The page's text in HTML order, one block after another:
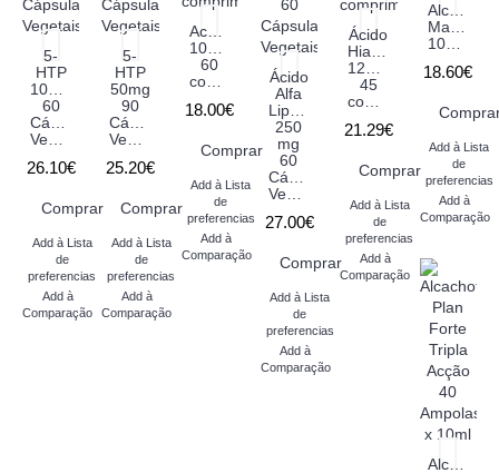
5-
HTP
100mg
60
Cápsulas
Vegetais
26.10€
Comprar
Add à Lista
de
preferencias
Add à
Comparação
5-
HTP
50mg
90
Cápsulas
Vegetais
25.20€
Comprar
Add à Lista
de
preferencias
Add à
Comparação
Acerola
1000mg
60
comprimidos
18.00€
Comprar
Add à Lista
de
preferencias
Add à
Comparação
Ácido
Alfa
Lipóico
250
mg
60
Cápsulas
Vegetais
27.00€
Comprar
Add à Lista
de
preferencias
Add à
Comparação
Ácido
Hialurónico
120mg
45
comprimidos
21.29€
Comprar
Add à Lista
de
preferencias
Add à
Comparação
MaxiPlus
1000ml
18.60€
Add à Lista
de
preferencias
Add à
Comparação